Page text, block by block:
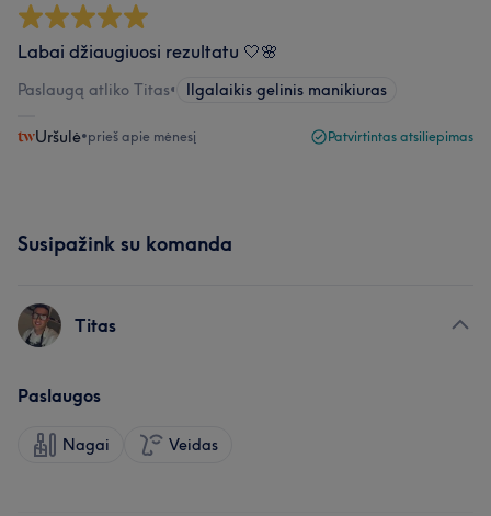
Labai džiaugiuosi rezultatu 🤍🌸
Paslaugą atliko Titas• Ilgalaikis gelinis manikiuras
Uršulė•prieš apie mėnesį Patvirtintas atsiliepimas
Susipažink su komanda
Titas
Paslaugos
Nagai Veidas